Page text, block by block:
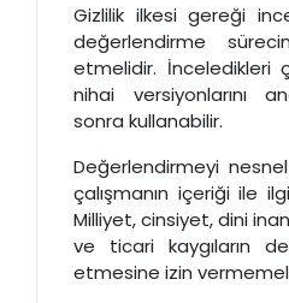
Gizlilik ilkesi gereği
değerlendirme
etmelidir. İnceledikleri
nihai versiyonlarını
sonra kullanabilir.
Değerlendirmeyi
çalışmanın içeriği ile
Milliyet, cinsiyet, dini
ve ticari kaygıların
etmesine izin